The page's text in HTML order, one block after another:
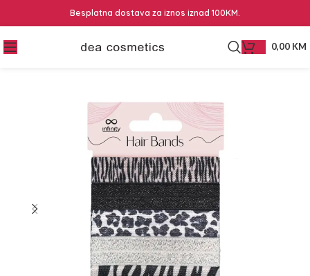
Besplatna dostava za iznos iznad 100KM.
0,00 KM